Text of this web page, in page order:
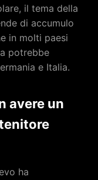
il tema della
di accumulo
in molti paesi
potrebbe
e Italia.
avere un
ha